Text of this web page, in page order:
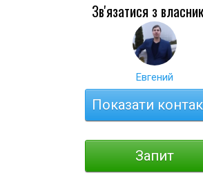
Зв'язатися з
Евгений
Показати
Запит